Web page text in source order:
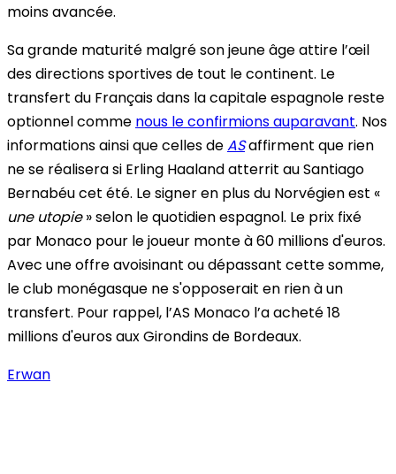
moins avancée.
Sa grande maturité malgré son jeune âge attire l’œil
des directions sportives de tout le continent. Le
transfert du Français dans la capitale espagnole reste
optionnel comme nous le confirmions auparavant. Nos
informations ainsi que celles deASaffirment que rien
ne se réalisera si Erling Haaland atterrit au Santiago
Bernabéu cet été. Le signer en plus du Norvégien est «
une utopie» selon le quotidien espagnol. Le prix fixé
par Monaco pour le joueur monte à 60 millions d'euros.
Avec une offre avoisinant ou dépassant cette somme,
le club monégasque ne s'opposerait en rien à un
transfert. Pour rappel, l’AS Monaco l’a acheté 18
millions d'euros aux Girondins de Bordeaux.
Erwan